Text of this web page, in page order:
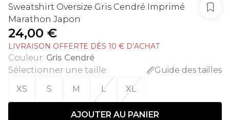
Sweatshirt Oversize Gris Cendré Imprimé
Marathon Japon
24,00 €
LIVRAISON OFFERTE DÈS 10 € D’ACHAT
Couleur: Gris Cendré
Sélectionner une taille:
Guide des tailles
XS
S M L XL
AJOUTER AU PANIER